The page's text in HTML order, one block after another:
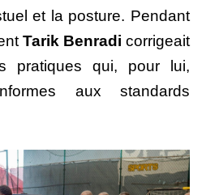
et la posture. Pendant
Tarik Benradicorrigeait
pratiques qui, pour lui,
aux standards